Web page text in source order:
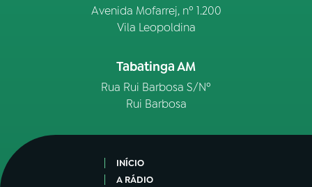
Avenida Mofarrej, nº 1.200
Vila Leopoldina
Tabatinga AM
Rua Rui Barbosa S/Nº
Rui Barbosa
INÍCIO
A RÁDIO